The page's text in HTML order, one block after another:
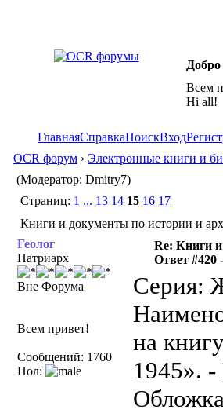
Всем
Hi all!
ГлавнаяСправкаПоискВход
OCR форум › Электронные книги и
(Модератор: Dmitry7)
Страниц: 1 ... 13 14 15 16 17
Книги и документы по истории и
Геолог
Патриарх
Вне Форума
Всем привет!
Сообщений: 1760
Пол:
Re: Книги
Ответ #420 -
Серия:
на
1945».